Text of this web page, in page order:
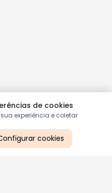
de cookies
experiência e coletar
cookies